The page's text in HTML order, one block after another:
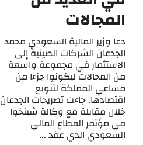
المجالات
دعا وزير المالية السعودي محمد
الجدعان الشركات الصينية إلى
الاستثمار في مجموعة واسعة
من المجالات ليكونوا جزءا من
مساعي المملكة لتنويع
اقتصادها. جاءت تصريحات الجدعان
خلال مقابلة مع وكالة شينخوا
في مؤتمر القطاع المالي
السعودي الذي عقد ...